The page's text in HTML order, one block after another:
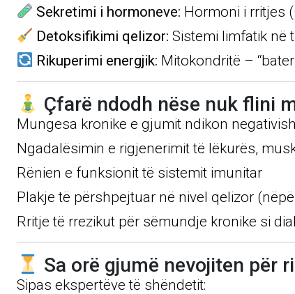
Sekretimi i hormoneve: Hormoni i rritjes
Detoksifikimi qelizor: Sistemi limfatik në
Rikuperimi energjik: Mitokondritë –
Çfarë ndodh nëse nuk flini
Mungesa kronike e gjumit ndikon
Ngadalësimin e rigjenerimit të lëkurës,
Rënien e funksionit të sistemit imunitar
Plakje të përshpejtuar në nivel qelizor
Rritje të rrezikut për sëmundje kronike si
Sa orë gjumë nevojiten për
Sipas ekspertëve të shëndetit: